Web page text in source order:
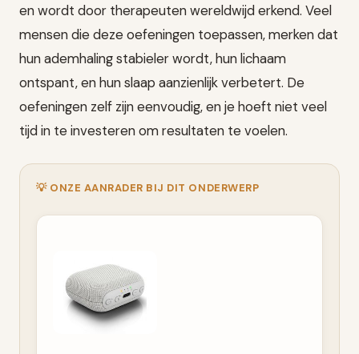
en wordt door therapeuten wereldwijd erkend. Veel
mensen die deze oefeningen toepassen, merken dat
hun ademhaling stabieler wordt, hun lichaam
ontspant, en hun slaap aanzienlijk verbetert. De
oefeningen zelf zijn eenvoudig, en je hoeft niet veel
tijd in te investeren om resultaten te voelen.
💡 ONZE AANRADER BIJ DIT ONDERWERP